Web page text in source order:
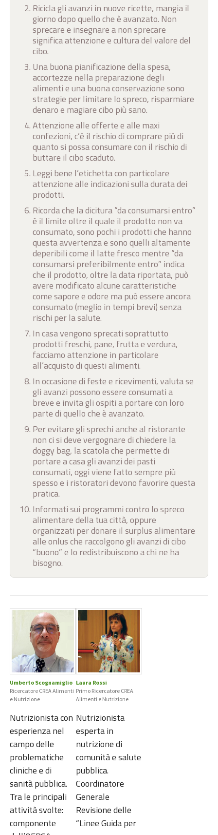
Ricicla gli avanzi in nuove ricette, mangia il
giorno dopo quello che è avanzato. Non
sprecare e insegnare a non sprecare
significa attenzione e cultura del valore del
cibo.
Una buona pianificazione della spesa,
accortezze nella preparazione degli
alimenti e una buona conservazione sono
strategie per limitare lo spreco, risparmiare
denaro e magiare cibo più sano.
Attenzione alle offerte e alle maxi
confezioni, c’è il rischio di comprare più di
quanto si possa consumare con il rischio di
buttare il cibo scaduto.
Leggi bene l’etichetta con particolare
attenzione alle indicazioni sulla durata dei
prodotti.
Ricorda che la dicitura “da consumarsi entro”
è il limite oltre il quale il prodotto non va
consumato, sono pochi i prodotti che hanno
questa avvertenza e sono quelli altamente
deperibili come il latte fresco mentre “da
consumarsi preferibilmente entro” indica
che il prodotto, oltre la data riportata, può
avere modificato alcune caratteristiche
come sapore e odore ma può essere ancora
consumato (meglio in tempi brevi) senza
rischi per la salute.
In casa vengono sprecati soprattutto
prodotti freschi, pane, frutta e verdura,
facciamo attenzione in particolare
all’acquisto di questi alimenti.
In occasione di feste e ricevimenti, valuta se
gli avanzi possono essere consumati a
breve e invita gli ospiti a portare con loro
parte di quello che è avanzato.
Per evitare gli sprechi anche al ristorante
non ci si deve vergognare di chiedere la
doggy bag, la scatola che permette di
portare a casa gli avanzi dei pasti
consumati, oggi viene fatto sempre più
spesso e i ristoratori devono favorire questa
pratica.
Informati sui programmi contro lo spreco
alimentare della tua città, oppure
organizzati per donare il surplus alimentare
alle onlus che raccolgono gli avanzi di cibo
“buono” e lo redistribuiscono a chi ne ha
bisogno.
Umberto Scognamiglio
Ricercatore CREA Alimenti
e Nutrizione
Nutrizionista con
esperienza nel
campo delle
problematiche
cliniche e di
sanità pubblica.
Tra le principali
attività svolte:
componente
Laura Rossi
Primo Ricercatore CREA
Alimenti e Nutrizione
Nutrizionista
esperta in
nutrizione di
comunità e salute
pubblica.
Coordinatore
Generale
Revisione delle
“Linee Guida per